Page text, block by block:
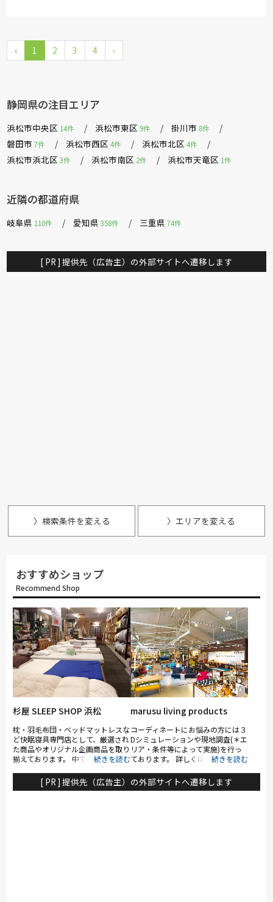
‹ 1 2 3 4 ›
静岡県の注目エリア
浜松市中央区 14件 浜松市東区 9件 掛川市 8件
磐田市7件 浜松市西区4件 浜松市北区4件
浜松市浜北区3件 浜松市南区 2件 浜松市天竜区 1件
近隣の都道府県
岐阜県 110件 愛知県358件 三重県74件
[ PR ] 提供先（広告主）の外部サイトへ遷移します
〉検索条件を変える 〉エリアを変える
おすすめショップ
Recommend Shop
杉屋 SLEEP SHOP 浜松
枕・羽毛布団・ベッドマットレスな
ど快眠寝具専門店として、厳選され
た商品やオリジナル企画商品を取り
揃えております。 中でも腰痛や肩
ア直輸入のウッドスプリングベッ
ド・ラテックスマットレスに関して
marusu living products
コーディネートにお悩みの方には３
Dシミュレーションや現地調査(＊エ
リア・条件等によって実施)を行っ
ております。 詳しくはスタッフま
子様連れのお客様にはキッズコーナ
ーをご用意しております。安心して
[ PR ] 提供先（広告主）の外部サイトへ遷移します